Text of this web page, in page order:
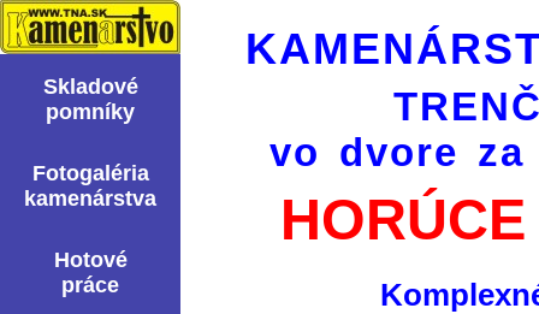
Skladové
pomní­ky
Fotogaléria
kamenárstva
Hotové
práce
vo dvore za